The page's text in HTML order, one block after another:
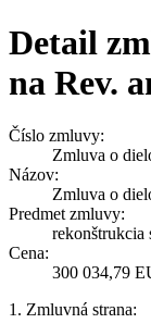
Detail
na Rev.
Číslo zmluvy:
Zmluva o
Názov:
Zmluva o
Predmet zmluvy:
rekonštrukcia
Cena:
300 034,79
1. Zmluvná strana: